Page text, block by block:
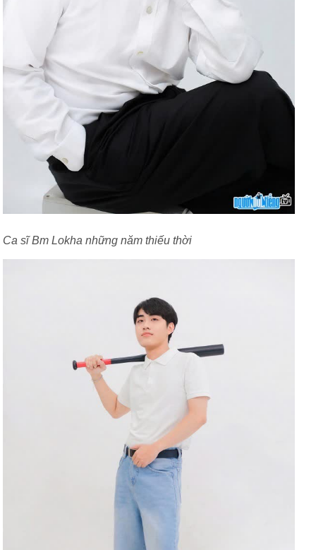
Ca sĩ Bm Lokha những năm thiếu thời